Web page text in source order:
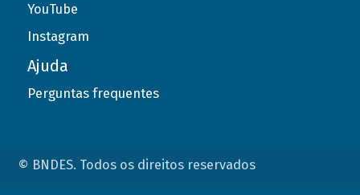
YouTube
Instagram
Ajuda
Perguntas frequentes
© BNDES. Todos os direitos reservados